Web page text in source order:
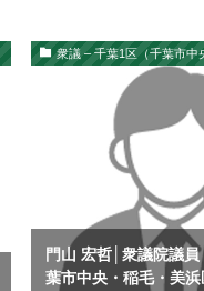
衆議 – 千葉1区（千葉市中
門山 宏哲│衆議院議
葉市中央・稲毛・美